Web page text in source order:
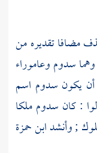
مضافا تقديره من
سدوموعاموراء
: أن يكون سدوم اسم
: كان سدومملكا
; وأنشدابن حمزة